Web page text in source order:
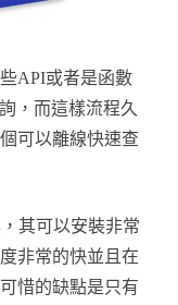
API或者是函數
，而這樣流程久
可以離線快速查
其可以安裝非常
非常的快並且在
惜的缺點是只有